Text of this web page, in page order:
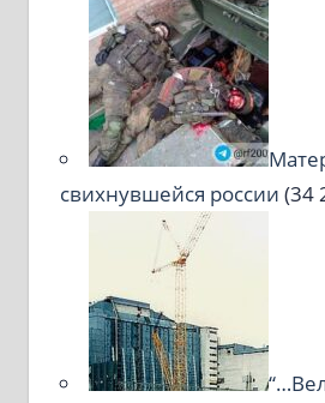
свихнувшейся россии (34